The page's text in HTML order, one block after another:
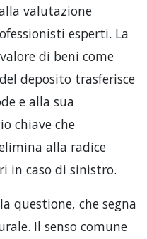
valutazione
esperti. La
di beni come
deposito trasferisce
e alla sua
chiave che
alla radice
in caso di sinistro.
questione, che segna
Il senso comune